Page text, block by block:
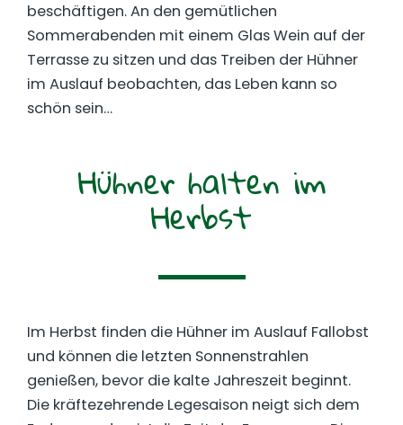
beschäftigen. An den gemütlichen
Sommerabenden mit einem Glas Wein auf der
Terrasse zu sitzen und das Treiben der Hühner
im Auslauf beobachten, das Leben kann so
schön sein…
Hühner halten im
Herbst
Im Herbst finden die Hühner im Auslauf Fallobst
und können die letzten Sonnenstrahlen
genießen, bevor die kalte Jahreszeit beginnt.
Die kräftezehrende Legesaison neigt sich dem